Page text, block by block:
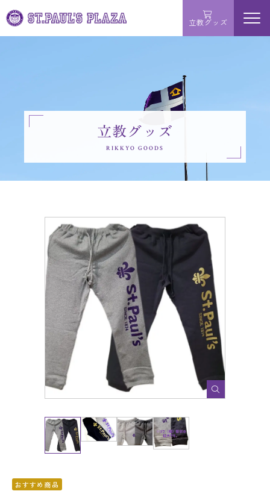
立教グッズ menu
サービス
お問い合わせ
新入生へのご案内
施設利用 法人の方
特定商取引法表示
ショップ運営元
SOCIAL MEDIA
立教グッズ
RIKKYO GOODS
おすすめ商品